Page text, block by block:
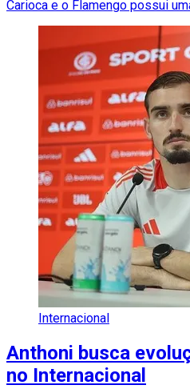
Carioca e o Flamengo possui
Internacional
Anthoni busca
no Internacional